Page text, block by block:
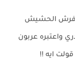
وفرش الحشيش
واعتبره عربون
ايه !!